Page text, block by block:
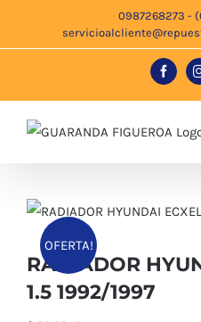
0987268273 -
OFERTA!
RADIADOR
1.5 1992/1997